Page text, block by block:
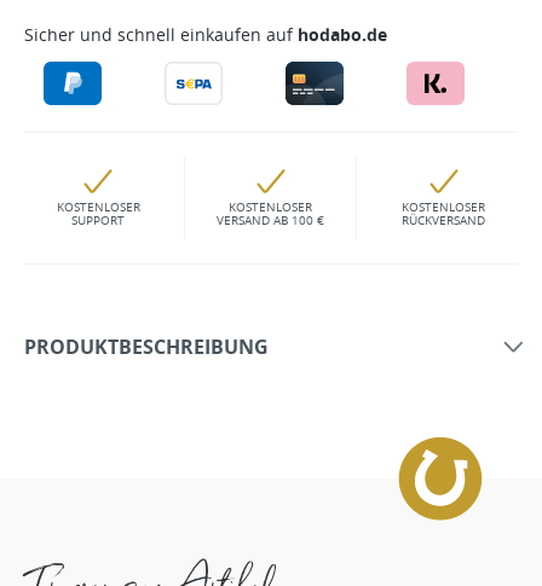
Sicher und schnell einkaufen auf hodabo.de
KOSTENLOSER
SUPPORT
KOSTENLOSER
VERSAND AB 100 €
KOSTENLOSER
RÜCKVERSAND
PRODUKTBESCHREIBUNG